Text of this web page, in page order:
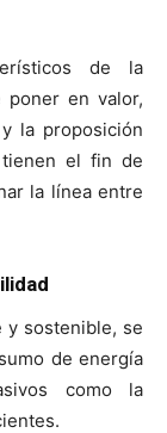
de la
en valor,
la proposición
tienen el fin de
la línea entre
sostenible, se
de energía
como la